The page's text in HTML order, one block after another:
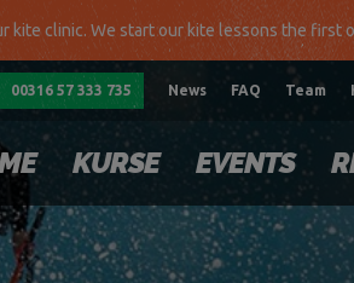
kite clinic. We start our kite lessons the first
News FAQ Team
00316 57 333 735
KURSE EVENTS